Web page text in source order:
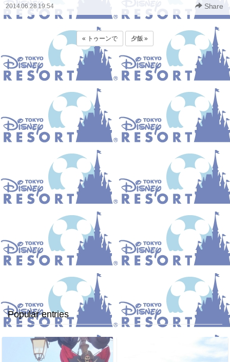
2014.06.28 19:54 Share
« トゥーンで 夕飯 »
Popular entries